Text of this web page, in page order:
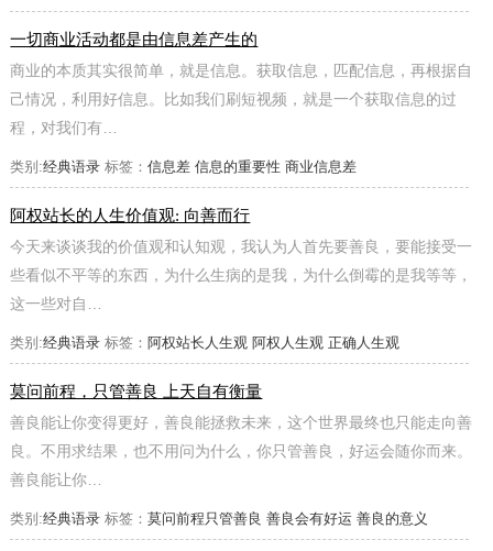
一切商业活动都是由信息差产生的
商业的本质其实很简单，就是信息。获取信息，匹配信息，再根据自
己情况，利用好信息。比如我们刷短视频，就是一个获取信息的过
程，对我们有…
类别:经典语录 标签：信息差 信息的重要性 商业信息差
阿权站长的人生价值观: 向善而行
今天来谈谈我的价值观和认知观，我认为人首先要善良，要能接受一
些看似不平等的东西，为什么生病的是我，为什么倒霉的是我等等，
这一些对自…
类别:经典语录 标签： 阿权站长人生观 阿权人生观 正确人生观
莫问前程，只管善良 上天自有衡量
善良能让你变得更好，善良能拯救未来，这个世界最终也只能走向善
良。不用求结果，也不用问为什么，你只管善良，好运会随你而来。
善良能让你…
类别:经典语录 标签：莫问前程只管善良 善良会有好运 善良的意义